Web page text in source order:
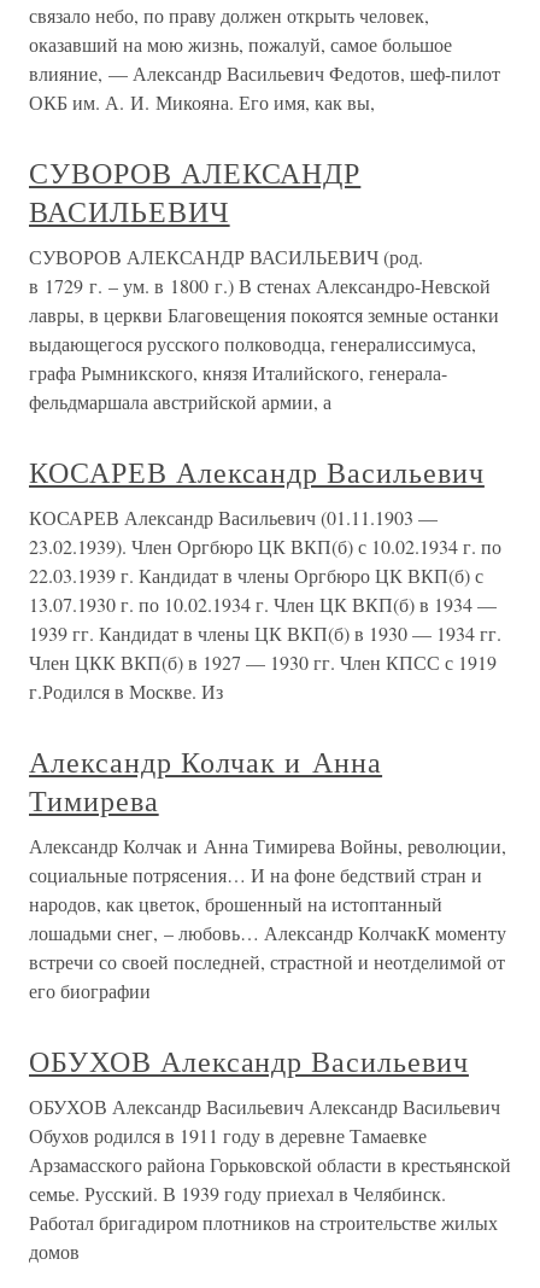
связало небо, по праву должен открыть человек,
оказавший на мою жизнь, пожалуй, самое большое
влияние, — Александр Васильевич Федотов, шеф-пилот
ОКБ им. А. И. Микояна. Его имя, как вы,
СУВОРОВ АЛЕКСАНДР
ВАСИЛЬЕВИЧ
СУВОРОВ АЛЕКСАНДР ВАСИЛЬЕВИЧ (род.
в 1729 г. – ум. в 1800 г.) В стенах Александро-Невской
лавры, в церкви Благовещения покоятся земные останки
выдающегося русского полководца, генералиссимуса,
графа Рымникского, князя Италийского, генерала-
фельдмаршала австрийской армии, а
КОСАРЕВ Александр Васильевич
КОСАРЕВ Александр Васильевич (01.11.1903 —
23.02.1939). Член Оргбюро ЦК ВКП(б) с 10.02.1934 г. по
22.03.1939 г. Кандидат в члены Оргбюро ЦК ВКП(б) с
13.07.1930 г. по 10.02.1934 г. Член ЦК ВКП(б) в 1934 —
1939 гг. Кандидат в члены ЦК ВКП(б) в 1930 — 1934 гг.
Член ЦКК ВКП(б) в 1927 — 1930 гг. Член КПСС с 1919
г.Родился в Москве. Из
Александр Колчак и Анна
Тимирева
Александр Колчак и Анна Тимирева Войны, революции,
социальные потрясения… И на фоне бедствий стран и
народов, как цветок, брошенный на истоптанный
лошадьми снег, – любовь… Александр КолчакК моменту
встречи со своей последней, страстной и неотделимой от
его биографии
ОБУХОВ Александр Васильевич
ОБУХОВ Александр Васильевич Александр Васильевич
Обухов родился в 1911 году в деревне Тамаевке
Арзамасского района Горьковской области в крестьянской
семье. Русский. В 1939 году приехал в Челябинск.
Работал бригадиром плотников на строительстве жилых
домов